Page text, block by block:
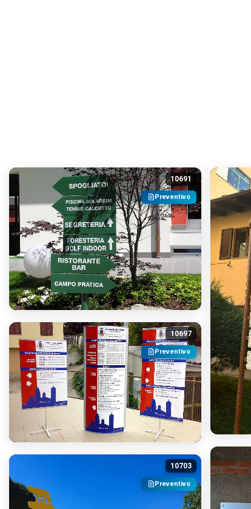
10691
Preventivo
10697
Preventivo
10703
Preventivo